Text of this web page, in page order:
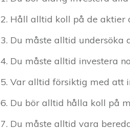
Håll alltid koll på de aktier
Du måste alltid undersöka
Du måste alltid investera
Var alltid försiktig med att
Du bör alltid hålla koll på
Du måste alltid vara